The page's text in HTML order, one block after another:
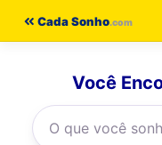
Cada Sonho
Você